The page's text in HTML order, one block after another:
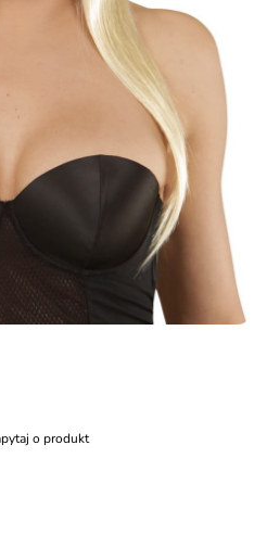
o produkt